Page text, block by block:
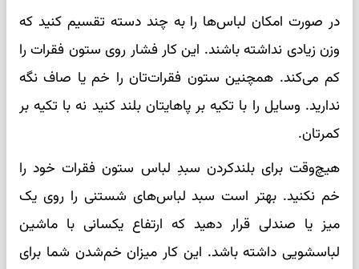
در صورت امکان لباس‌ها را به چند دسته تقسیم کنید که
وزن زیادی نداشته باشند. این کار فشار روی ستون فقرات را
کم می‌کند. همچنین ستون فقرات‌تان را خم یا صاف نگه
ندارید. وسایل را با تکیه بر پاهایتان بلند کنید نه با تکیه بر
کمرتان.
هیچ‌وقت برای بلندکردن سبدِ لباس ستون فقرات خود را
خم نکنید. بهتر است سبد لباس‌های شستنی را روی یک
میز یا صندلی قرار دهید که ارتفاع یکسانی با ماشین
لباسشویی داشته باشد. این کار میزان خم‌شدن شما برای